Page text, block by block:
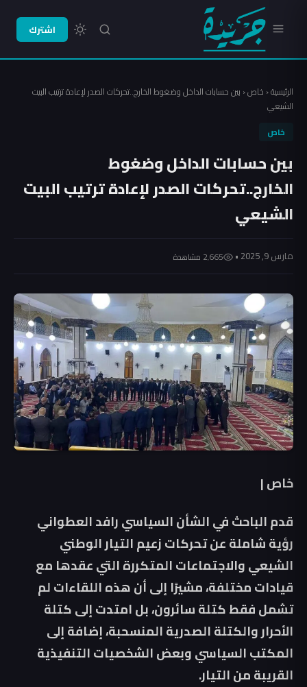
اشترك
الرئيسية‹ خاص‹ بين حسابات الداخل وضغوط الخارج..تحركات الصدر لإعادة ترتيب البيت
الشيعي
خاص
بين حسابات الداخل وضغوط
الخارج..تحركات الصدر لإعادة ترتيب البيت
الشيعي
مارس 9, 2025 • 2٬665 مشاهدة
خاص |
قدم الباحث في الشأن السياسي رافد العطواني
رؤية شاملة عن تحركات زعيم التيار الوطني
الشيعي والاجتماعات المتكررة التي عقدها مع
قيادات مختلفة، مشيرًا إلى أن هذه اللقاءات لم
تشمل فقط كتلة سائرون، بل امتدت إلى كتلة
الأحرار والكتلة الصدرية المنسحبة، إضافة إلى
المكتب السياسي وبعض الشخصيات التنفيذية
القريبة من التيار.